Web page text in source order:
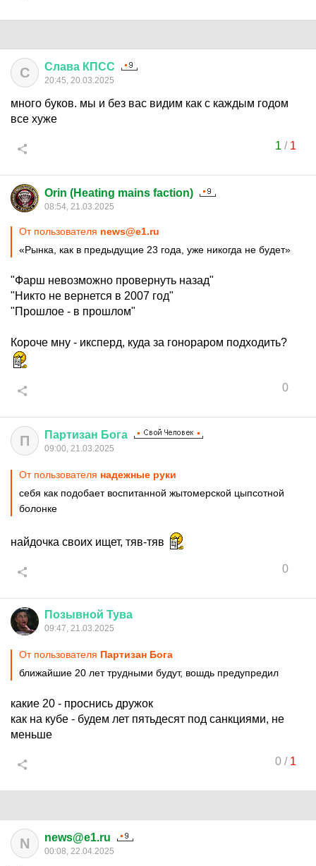
С Слава КПСС
20:45, 20.03.2025
много буков. мы и без вас видим как с каждым годом
все хуже
1 / 1
Orin (Heating mains faction)
08:54, 21.03.2025
От пользователя news@e1.ru
«Рынка, как в предыдущие 23 года, уже никогда не будет»
"Фарш невозможно провернуть назад"
"Никто не вернется в 2007 год"
"Прошлое - в прошлом"
Короче мну - иксперд, куда за гонораром подходить?
0
П Партизан Бога
09:00, 21.03.2025
От пользователя надежные руки
себя как подобает воспитанной жытомерской цыпсотной
болонке
найдочка своих ищет, тяв-тяв
0
Позывной Тува
09:47, 21.03.2025
От пользователя Партизан Бога
ближайшие 20 лет трудными будут, вошдь предупредил
какие 20 - проснись дружок
как на кубе - будем лет пятьдесят под санкциями, не
меньше
0/ 1
N news@e1.ru
00:08, 22.04.2025